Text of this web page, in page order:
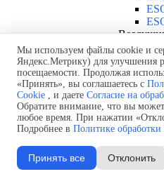
Мы используем файлы cookie и
Яндекс.Метрику) для улучшения
посещаемости. Продолжая
«Принять», вы соглашаетесь с
Cookie , и даете Согласие на
Обратите внимание, что вы
любое время. При нажатии
Подробнее в Политике
Принять все Отклонить